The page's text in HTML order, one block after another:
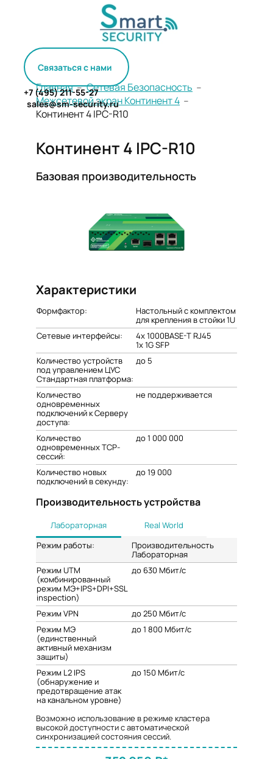
Связаться с нами
+7 (495) 211-55-27
sales@sm-security.ru
Главная﹣Сетевая Безопасность ﹣
Межсетевой экран Континент 4 ﹣
Континент 4 IPC-R10
Континент 4 IPC-R10
Базовая производительность
Характеристики
Формфактор:
Настольный с комплектом
для крепления в стойки 1U
Сетевые интерфейсы:
4х 1000BASE-T RJ45
1x 1G SFP
Количество устройств
под управлением ЦУС
Стандартная платформа:
до 5
Количество
одновременных
подключений к Серверу
доступа:
не поддерживается
Количество
одновременных TCP-
сессий:
до 1 000 000
Количество новых
подключений в секунду:
до 19 000
Производительность устройства
Лабораторная
Real World
Режим работы:
Производительность
Лабораторная
Режим UTM
(комбинированный
режим МЭ+IPS+DPI+SSL
inspection)
до 630 Мбит/с
Режим VPN
до 250 Мбит/с
Режим МЭ
(единственный
активный механизм
защиты)
до 1 800 Мбит/с
Режим L2 IPS
(обнаружение и
предотвращение атак
на канальном уровне)
до 150 Мбит/с
Возможно использование в режиме кластера
высокой доступности с автоматической
синхронизацией состояния сессий.